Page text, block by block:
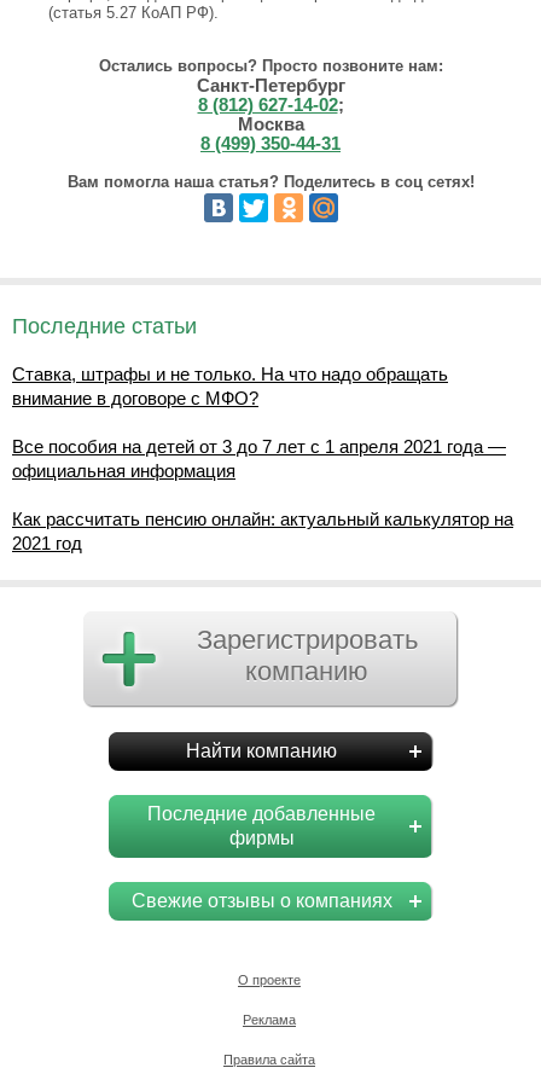
(статья 5.27 КоАП РФ).
Остались вопросы? Просто позвоните нам:
Санкт-Петербург
8 (812) 627-14-02;
Москва
8 (499) 350-44-31
Вам помогла наша статья? Поделитесь в соц сетях!
Последние статьи
Ставка, штрафы и не только. На что надо обращать
внимание в договоре с МФО?
Все пособия на детей от 3 до 7 лет с 1 апреля 2021 года —
официальная информация
Как рассчитать пенсию онлайн: актуальный калькулятор на
2021 год
Зарегистрировать
компанию
Найти компанию
Последние добавленные
фирмы
Свежие отзывы о компаниях
О проекте
Реклама
Правила сайта